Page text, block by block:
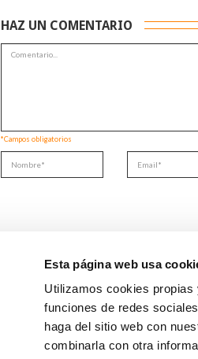
Esta página web usa
Utilizamos cookies
funciones de redes
haga del sitio web con
combinarla con otra
HAZ UN COMENTARIO
*Campos obligatorios